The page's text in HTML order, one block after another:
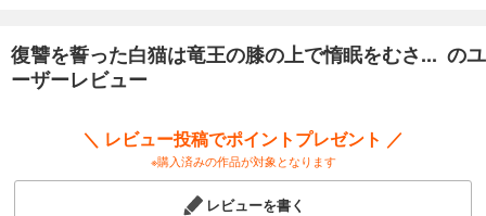
復讐を誓った白猫は竜王の膝の上で惰眠をむさ... のユ
ーザーレビュー
＼ レビュー投稿でポイントプレゼント ／
※購入済みの作品が対象となります
レビューを書く